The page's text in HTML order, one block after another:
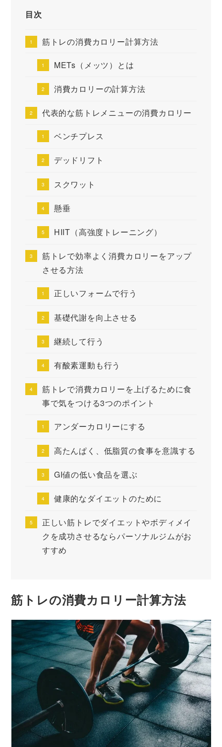
目次
筋トレの消費カロリー計算方法
METs（メッツ）とは
消費カロリーの計算方法
代表的な筋トレメニューの消費カロリー
ベンチプレス
デッドリフト
スクワット
懸垂
HIIT（高強度トレーニング）
筋トレで効率よく消費カロリーをアップ
させる方法
正しいフォームで行う
基礎代謝を向上させる
継続して行う
有酸素運動も行う
筋トレで消費カロリーを上げるために食
事で気をつける3つのポイント
アンダーカロリーにする
高たんぱく、低脂質の食事を意識する
GI値の低い食品を選ぶ
健康的なダイエットのために
正しい筋トレでダイエットやボディメイ
クを成功させるならパーソナルジムがお
すすめ
筋トレの消費カロリー計算方法